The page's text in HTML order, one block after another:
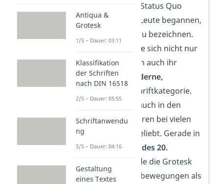
typographischen Status Quo
angesehen, dass Leute begannen,
sie als „grotesk“ zu bezeichnen.
Dadurch etablierte sich nicht nur
ihr Name, sondern auch ihr
Charakter als
moderne,
Schriftkategorie.
Dadurch war sie auch in den
folgenden 200 Jahren bei vielen
Designern sehr beliebt. Gerade in
der ersten Hälfte des 20.
wurde die Grotesk
von vielen Designbewegungen als
Antiqua &
Grotesk
1/5 – Dauer: 03:11
Klassifikation
der Schriften
nach DIN 16518
2/5 – Dauer: 05:55
Schriftanwendu
ng
3/5 – Dauer: 04:16
Gestaltung
eines Textes